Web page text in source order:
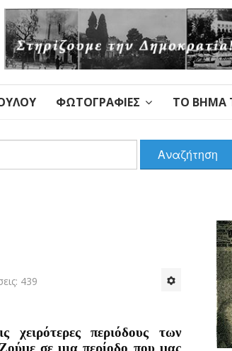
ΦΩΤΟΓΡΑΦΊΕΣ ΤΟ ΒΉΜΑ
Αναζήτηση
439
περιόδους των
σε μια περίοδο που μας